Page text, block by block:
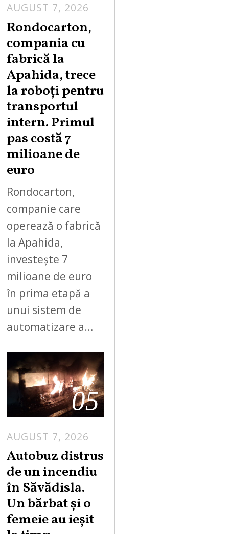
AUGUST 7, 2026
G
T
7
2
Rondocarton,
compania cu
fabrică la
Apahida, trece
la roboți pentru
transportul
intern. Primul
pas costă 7
milioane de
euro
Rondocarton,
companie care
operează o fabrică
la Apahida,
investește 7
milioane de euro
în prima etapă a
unui sistem de
automatizare a…
05
AUGUST 7, 2026
Autobuz distrus
de un incendiu
în Săvădisla.
Un bărbat și o
femeie au ieșit